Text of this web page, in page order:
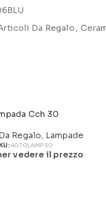
Da Regalo,
Cch 30
Regalo, Lampade
4070LAMP30
vedere il prezzo